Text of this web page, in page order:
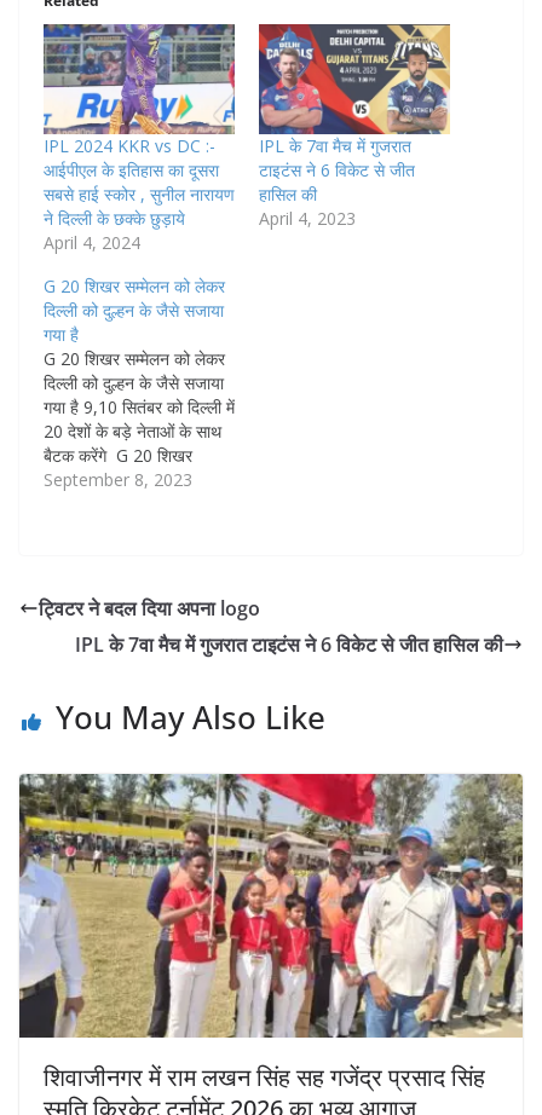
IPL 2024 KKR vs DC :-
आईपीएल के इतिहास का दूसरा
सबसे हाई स्कोर , सुनील नारायण
ने दिल्ली के छक्के छुड़ाये
April 4, 2024
IPL के 7वा मैच में गुजरात
टाइटंस ने 6 विकेट से जीत
हासिल की
April 4, 2023
G 20 शिखर सम्मेलन को लेकर
दिल्ली को दुल्हन के जैसे सजाया
गया है
G 20 शिखर सम्मेलन को लेकर
दिल्ली को दुल्हन के जैसे सजाया
गया है 9,10 सितंबर को दिल्ली में
20 देशों के बड़े नेताओं के साथ
बैटक करेंगे G 20 शिखर
सम्मेलन : को लेकर दिल्ली को
September 8, 2023
ट्विटर ने बदल दिया अपना logo
IPL के 7वा मैच में गुजरात टाइटंस ने 6 विकेट से जीत हासिल की
You May Also Like
शिवाजीनगर में राम लखन सिंह सह गजेंद्र प्रसाद सिंह